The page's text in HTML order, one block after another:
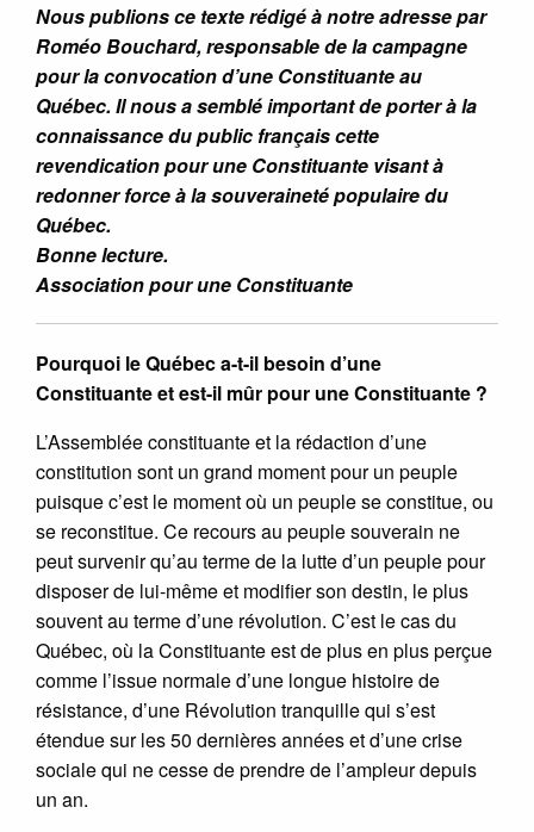
Nous publions ce texte rédigé à notre adresse par
Roméo Bouchard, responsable de la campagne
pour la convocation d’une Constituante au
Québec. Il nous a semblé important de porter à la
connaissance du public français cette
revendication pour une Constituante visant à
redonner force à la souveraineté populaire du
Québec.
Bonne lecture.
Association pour une Constituante
Pourquoi le Québec a-t-il besoin d’une
Constituante et est-il mûr pour une Constituante ?
L’Assemblée constituante et la rédaction d’une
constitution sont un grand moment pour un peuple
puisque c’est le moment où un peuple se constitue, ou
se reconstitue. Ce recours au peuple souverain ne
peut survenir qu’au terme de la lutte d’un peuple pour
disposer de lui-même et modifier son destin, le plus
souvent au terme d’une révolution. C’est le cas du
Québec, où la Constituante est de plus en plus perçue
comme l’issue normale d’une longue histoire de
résistance, d’une Révolution tranquille qui s’est
étendue sur les 50 dernières années et d’une crise
sociale qui ne cesse de prendre de l’ampleur depuis
un an.